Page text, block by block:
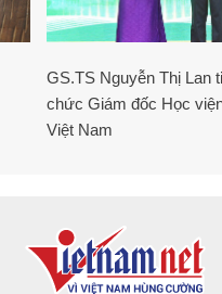
GS.TS Nguyễn Thị Lan
chức Giám đốc Học
Việt Nam